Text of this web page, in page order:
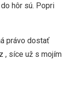
hôr sú. Popri
právo dostať
, síce už s mojím